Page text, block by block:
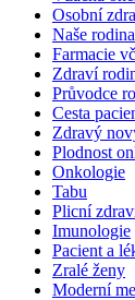
Osobní
Naše rodina
Farmacie
Zdraví
Průvodce
Cesta
Zdravý
Plodnost
Onkologie
Tabu
Plicní
Imunologie
Pacient a
Zralé ženy
Moderní